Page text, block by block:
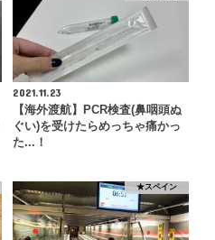
2021.11.23
【海外渡航】PCR検査(鼻咽頭ぬ
ぐい)を受けたらめっちゃ痛かっ
た...！
★スペイン